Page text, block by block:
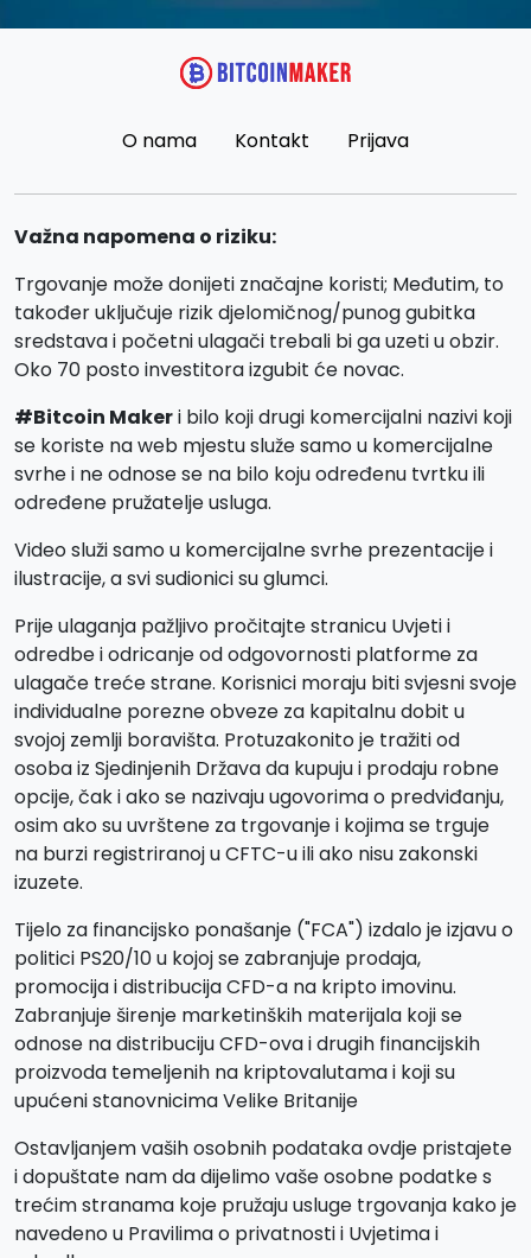
O nama Kontakt Prijava
Važna napomena o riziku:
Trgovanje može donijeti značajne koristi; Međutim, to
također uključuje rizik djelomičnog/punog gubitka
sredstava i početni ulagači trebali bi ga uzeti u obzir.
Oko 70 posto investitora izgubit će novac.
#Bitcoin Makeri bilo koji drugi komercijalni nazivi koji
se koriste na web mjestu služe samo u komercijalne
svrhe i ne odnose se na bilo koju određenu tvrtku ili
određene pružatelje usluga.
Video služi samo u komercijalne svrhe prezentacije i
ilustracije, a svi sudionici su glumci.
Prije ulaganja pažljivo pročitajte stranicu Uvjeti i
odredbe i odricanje od odgovornosti platforme za
ulagače treće strane. Korisnici moraju biti svjesni svoje
individualne porezne obveze za kapitalnu dobit u
svojoj zemlji boravišta. Protuzakonito je tražiti od
osoba iz Sjedinjenih Država da kupuju i prodaju robne
opcije, čak i ako se nazivaju ugovorima o predviđanju,
osim ako su uvrštene za trgovanje i kojima se trguje
na burzi registriranoj u CFTC-u ili ako nisu zakonski
izuzete.
Tijelo za financijsko ponašanje ("FCA") izdalo je izjavu o
politici PS20/10 u kojoj se zabranjuje prodaja,
promocija i distribucija CFD-a na kripto imovinu.
Zabranjuje širenje marketinških materijala koji se
odnose na distribuciju CFD-ova i drugih financijskih
proizvoda temeljenih na kriptovalutama i koji su
upućeni stanovnicima Velike Britanije
Ostavljanjem vaših osobnih podataka ovdje pristajete
i dopuštate nam da dijelimo vaše osobne podatke s
trećim stranama koje pružaju usluge trgovanja kako je
navedeno u Pravilima o privatnosti i Uvjetima i